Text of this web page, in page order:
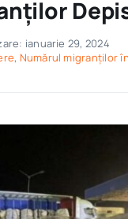
ianuarie 29, 2024
, Numărul migranților